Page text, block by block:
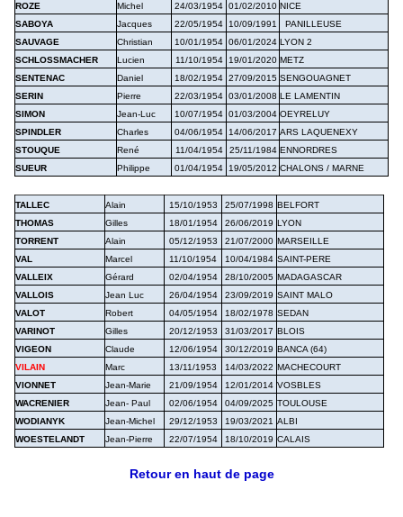
ROZE
Michel 24/03/1954 01/02/2010 NICE
SABOYA
Jacques 22/05/1954 10/09/1991
PANILLEUSE
SAUVAGE
Christian 10/01/1954 06/01/2024 LYON 2
SCHLOSSMACHER
Lucien 11/10/1954 19/01/2020 METZ
SENTENAC
Daniel 18/02/1954 27/09/2015 SENGOUAGNET
SERIN
Pierre 22/03/1954 03/01/2008 LE LAMENTIN
SIMON
Jean-Luc 10/07/1954 01/03/2004 OEYRELUY
SPINDLER
Charles 04/06/1954 14/06/2017 ARS LAQUENEXY
STOUQUE
René 11/04/1954 25/11/1984 ENNORDRES
SUEUR
Philippe 01/04/1954 19/05/2012 CHALONS / MARNE
TALLEC Alain 15/10/1953 25/07/1998 BELFORT
THOMAS
Gilles 18/01/1954 26/06/2019 LYON
TORRENT
Alain 05/12/1953 21/07/2000 MARSEILLE
VAL
Marcel 11/10/1954 10/04/1984 SAINT-PERE
VALLEIX
Gérard 02/04/1954 28/10/2005 MADAGASCAR
VALLOIS
Jean Luc 26/04/1954 23/09/2019 SAINT MALO
VALOT
Robert 04/05/1954 18/02/1978 SEDAN
VARINOT
Gilles 20/12/1953 31/03/2017 BLOIS
VIGEON
Claude 12/06/1954 30/12/2019 BANCA (64)
VILAIN
Marc 13/11/1953 14/03/2022 MACHECOURT
VIONNET
Jean-Marie 21/09/1954 12/01/2014 VOSBLES
WACRENIER
Jean- Paul 02/06/1954 04/09/2025 TOULOUSE
WODIANYK
Jean-Michel 29/12/1953 19/03/2021 ALBI
WOESTELANDT
Jean-Pierre 22/07/1954 18/10/2019 CALAIS
Retour en haut de page